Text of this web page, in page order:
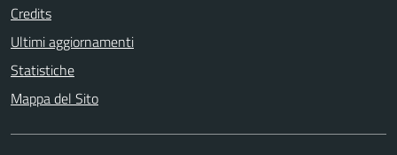
Credits
Ultimi aggiornamenti
Statistiche
Mappa del Sito